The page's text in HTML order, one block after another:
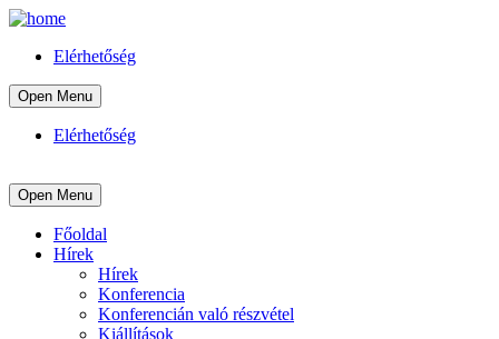
Elérhetőség
Open Menu
Elérhetőség
Open Menu
Főoldal
Hírek
Hírek
Konferencia
Konferencián való részvétel
Kiállítások